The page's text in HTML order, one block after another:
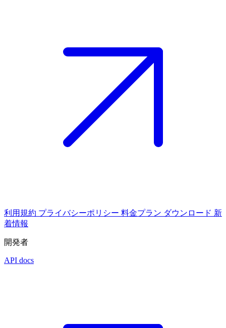
利用規約 プライバシーポリシー 料金プラン ダウンロード 新
着情報
開発者
API docs